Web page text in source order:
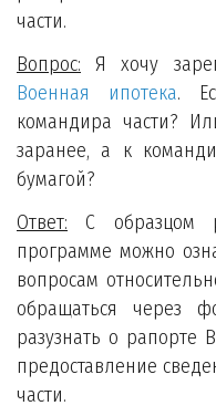
части.
Вопрос: Я хочу
Военная ипотека.
командира части?
заранее, а к
бумагой?
Ответ: С образцом
программе можно
вопросам
обращаться через
разузнать о рапорте
предоставление
части.